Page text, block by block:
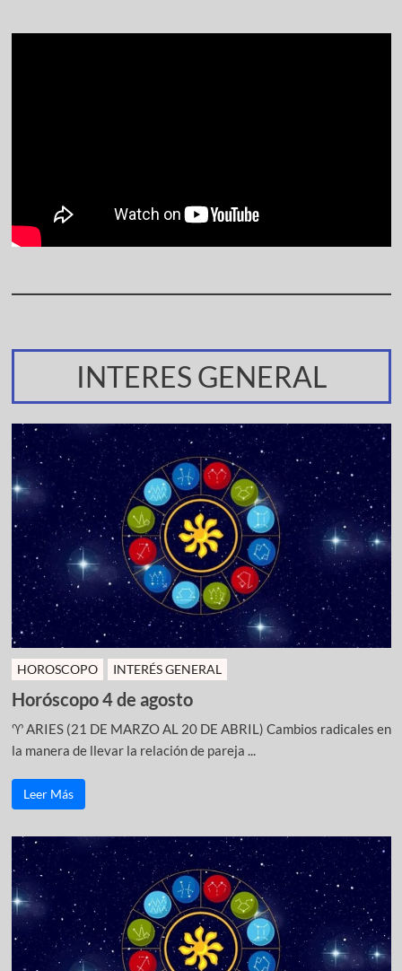
INTERES GENERAL
HOROSCOPO INTERÉS GENERAL
Horóscopo 4 de agosto
♈ ARIES (21 DE MARZO AL 20 DE ABRIL) Cambios radicales en
la manera de llevar la relación de pareja ...
Leer Más